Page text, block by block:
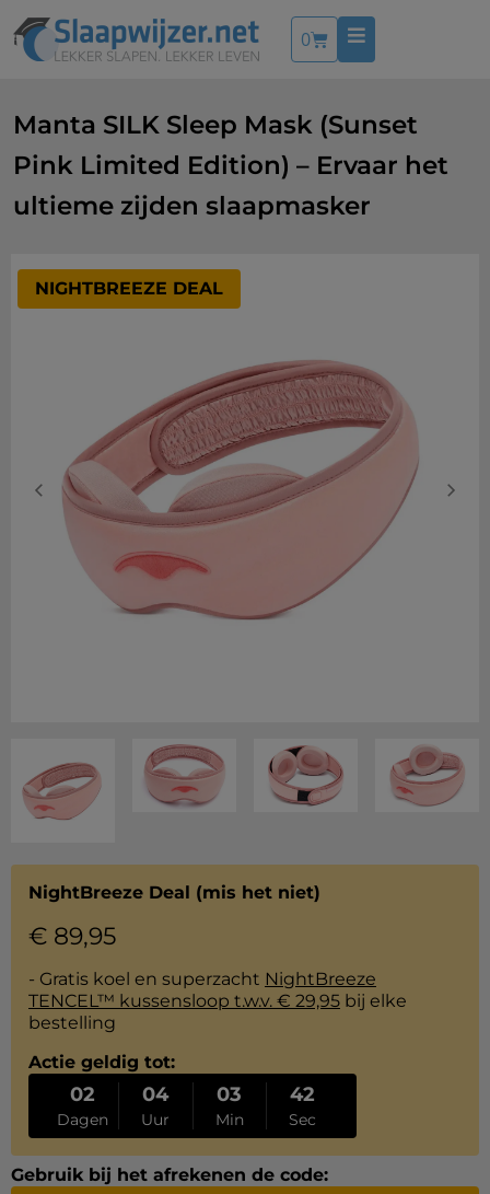
0
Manta SILK Sleep Mask (Sunset
Pink Limited Edition) – Ervaar het
ultieme zijden slaapmasker
NIGHTBREEZE DEAL
NightBreeze Deal (mis het niet)
€ 89,95
- Gratis koel en superzacht NightBreeze
TENCEL™ kussensloop t.w.v. € 29,95 bij elke
bestelling
Actie geldig tot:
02
Dagen
04
Uur
03
Min
41
Sec
Gebruik bij het afrekenen de code: